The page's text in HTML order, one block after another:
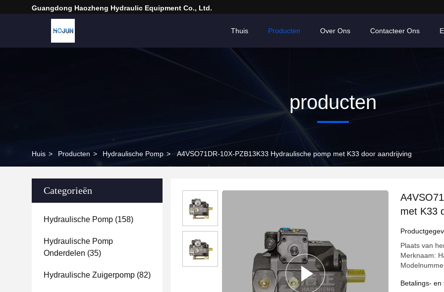
Guangdong Haozheng Hydraulic Equipment Co., Ltd.
Thuis Producten Over Ons Contacteer Ons
producten
Huis > Producten > Hydraulische Pomp > A4VSO71DR-10X-PZB13K33 Hydraulische pomp met K33 door aandrijving
Categorieën
Hydraulische Pomp (158)
Hydraulische Pomp
Onderdelen (35)
Hydraulische Zuigerpomp (82)
met K33
Plaats van
Merknaam:
Betalings-